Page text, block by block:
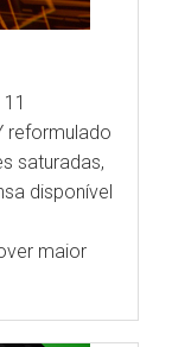
reformulado
saturadas,
disponível
maior